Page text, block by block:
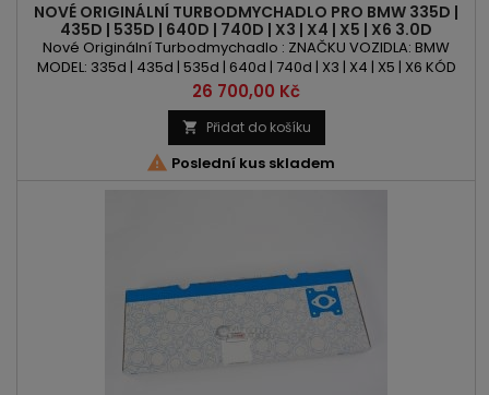
NOVÉ ORIGINÁLNÍ TURBODMYCHADLO PRO BMW 335D |
435D | 535D | 640D | 740D | X3 | X4 | X5 | X6 3.0D
313PS/230KW
Nové Originální Turbodmychadlo : ZNAČKU VOZIDLA: BMW
MODEL: 335d | 435d | 535d | 640d | 740d | X3 | X4 | X5 | X6 KÓD
MOTORU: N57D30 OBSAH: 2993ccm 3.0d VÝKON: 313PS | 230kW
ROK VÝROBY: 2011 -POZOR: BiTurbo
Cena
26 700,00 Kč
 Přidat do košíku
 Poslední kus skladem